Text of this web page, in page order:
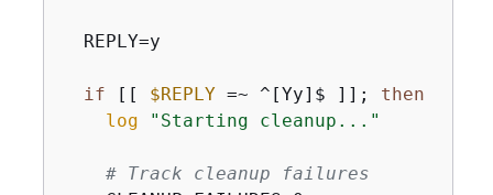
  REPLY=y
if [[ $REPLY =~ ^[Yy]$ ]]; then
log
"Starting cleanup..."
# Track cleanup failures